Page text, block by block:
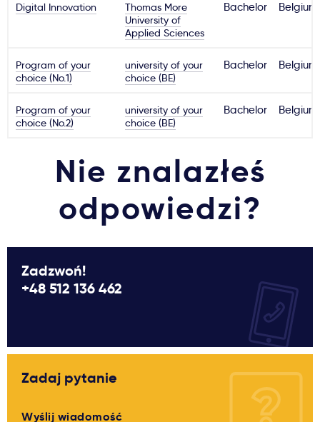
Digital Innovation
Thomas More
University of
Applied Sciences
Bachelor Belgium
Program of your
choice (No.1)
university of your
choice (BE)
Bachelor Belgium
Program of your
choice (No.2)
university of your
choice (BE)
Bachelor Belgium
Nie znalazłeś
odpowiedzi?
Zadzwoń!
+48 512 136 462
Zadaj pytanie
Wyślij wiadomość